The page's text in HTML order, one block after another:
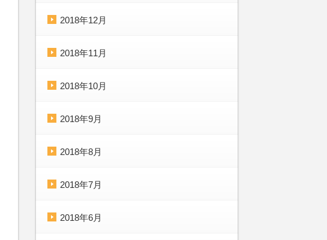
2018年12月
2018年11月
2018年10月
2018年9月
2018年8月
2018年7月
2018年6月